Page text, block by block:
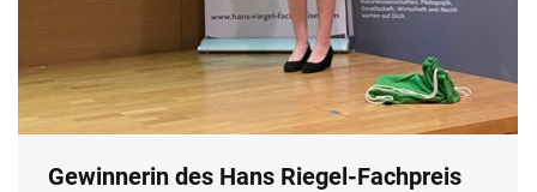
Gewinnerin des Hans Riegel-Fachpreis